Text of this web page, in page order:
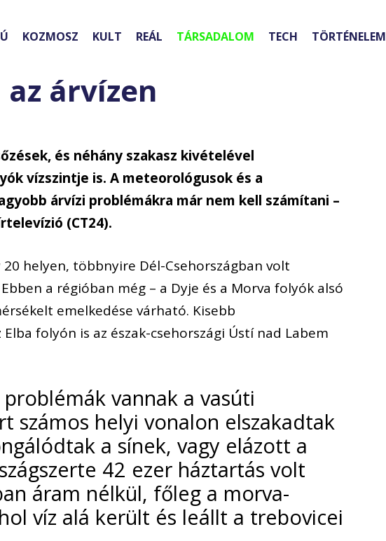
KOZMOSZ KULT REÁL TÁRSADALOM TECH TÖRTÉNELEM
árvízen
és néhány szakasz kivételével
vízszintje is. A meteorológusok és a
árvízi problémákra már nem kell számítani –
(CT24).
helyen, többnyire Dél-Csehországban volt
a régióban még – a Dyje és a Morva folyók alsó
emelkedése várható. Kisebb
folyón is az észak-csehországi Ústí nad Labem
vannak a vasúti
számos helyi vonalon elszakadtak
a sínek, vagy elázott a
42 ezer háztartás volt
áram nélkül, főleg a morva-
víz alá került és leállt a trebovicei